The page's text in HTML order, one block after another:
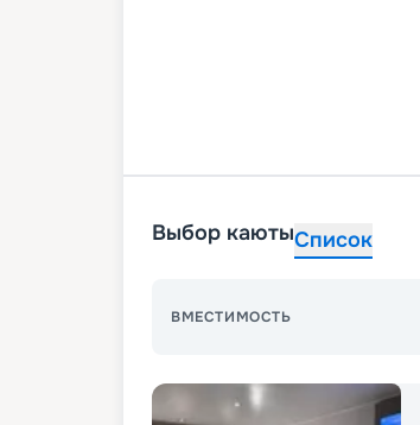
Выбор каютыСписок
ВМЕСТИМОСТЬ